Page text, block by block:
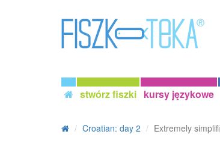
stwórz fiszki kursy językowe
Croatian: day 2 Extremely